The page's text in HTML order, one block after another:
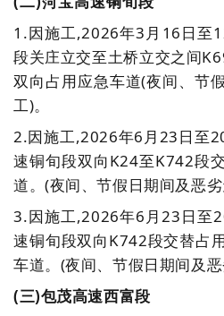
1.因施工,2026年3月16日至
段关庄立交至土桥立交之间
双向占用应急车道(夜间、节
工)。
2.因施工,2026年6月23日至
速铜旬段双向K24至K742段
道。(夜间、节假日期间及恶
3.因施工,2026年6月23日至
速铜旬段双向K742段交替占
车道。(夜间、节假日期间及
(三)包茂高速西富段